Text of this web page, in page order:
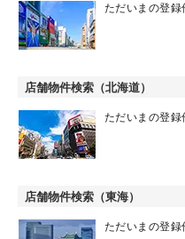
ただいまの登録
店舗物件検索（北海道）
ただいまの登録
店舗物件検索（東海）
ただいまの登録